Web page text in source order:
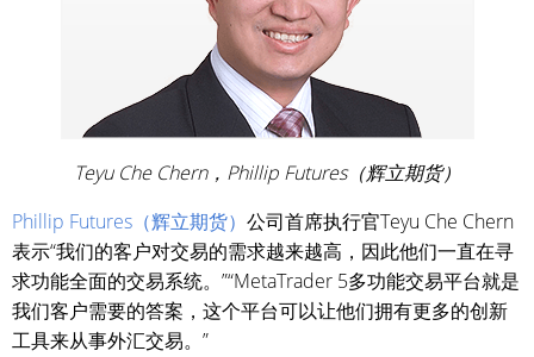
Teyu Che Chern，Phillip Futures（辉立期货）
Phillip Futures（辉立期货） 公司首席执行官Teyu Che Chern
表示“我们的客户对交易的需求越来越高，因此他们一直在寻
求功能全面的交易系统。”“MetaTrader 5多功能交易平台就是
我们客户需要的答案，这个平台可以让他们拥有更多的创新
工具来从事外汇交易。”